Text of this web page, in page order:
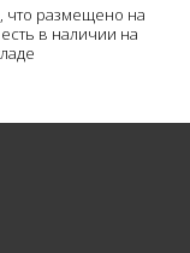
что размещено на
в наличии на